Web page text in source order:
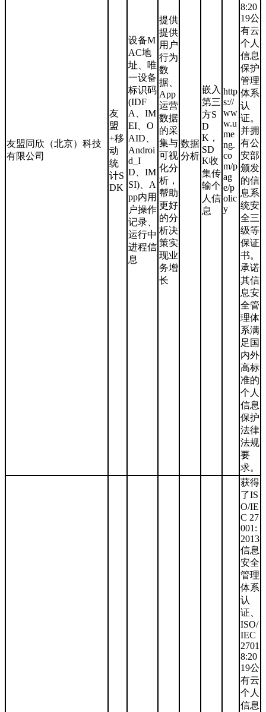
友盟同欣（北京）科技
有限公司
友
盟
+移
动
统
计S
DK
设备M
AC地
址、唯
一设备
标识码
(IDF
A、IM
EI、O
AID、
Androi
d_I
D、IM
SI)、A
pp内用
户操作
记录、
运行中
进程信
息
提供
提供
用户
行为
数
据、
App
运营
数据
的采
集与
可视
化分
析，
帮助
更好
的分
析决
策实
现业
务增
长
数据
分析
嵌入
第三
方S
D
K，
SD
K收
集传
输个
人信
息
http
s://
ww
w.u
me
ng.
co
m/p
ag
e/p
olic
y
8:20
19公
有云
个人
信息
保护
管理
体系
认
证。
并拥
有公
安部
颁发
的信
息系
统安
全三
级等
保证
书。
承诺
其信
息安
全管
理体
系满
足国
内外
高标
准的
个人
信息
保护
法律
法规
要
求。
获得
了IS
O/IE
C 27
001:
2013
信息
安全
管理
体系
认
证、
ISO/
IEC
2701
8:20
19公
有云
个人
信息